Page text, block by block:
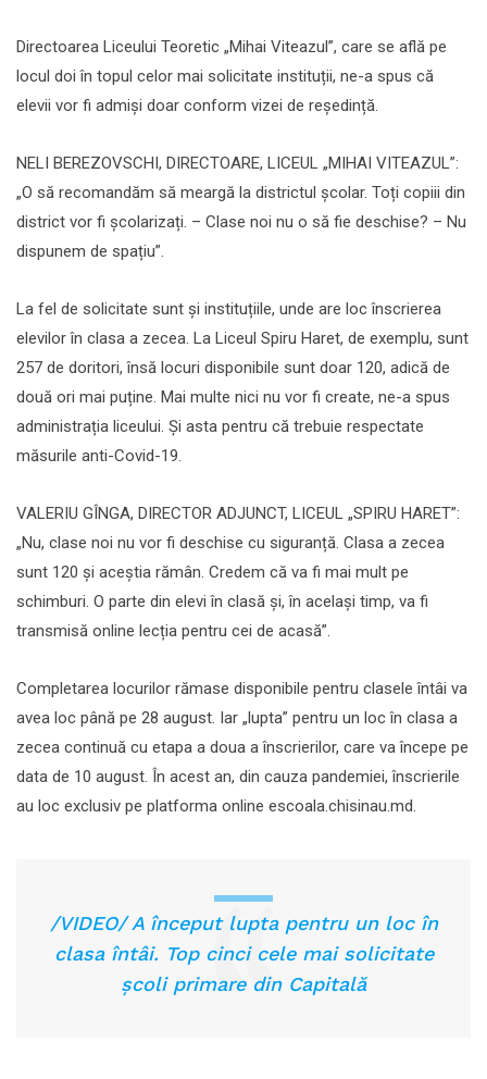
Directoarea Liceului Teoretic „Mihai Viteazul”, care se află pe
locul doi în topul celor mai solicitate instituții, ne-a spus că
elevii vor fi admiși doar conform vizei de reședință.
NELI BEREZOVSCHI, DIRECTOARE, LICEUL „MIHAI VITEAZUL”:
„O să recomandăm să meargă la districtul școlar. Toți copiii din
district vor fi școlarizați. – Clase noi nu o să fie deschise? – Nu
dispunem de spațiu”.
La fel de solicitate sunt și instituțiile, unde are loc înscrierea
elevilor în clasa a zecea. La Liceul Spiru Haret, de exemplu, sunt
257 de doritori, însă locuri disponibile sunt doar 120, adică de
două ori mai puține. Mai multe nici nu vor fi create, ne-a spus
administrația liceului. Și asta pentru că trebuie respectate
măsurile anti-Covid-19.
VALERIU GÎNGA, DIRECTOR ADJUNCT, LICEUL „SPIRU HARET”:
„Nu, clase noi nu vor fi deschise cu siguranță. Clasa a zecea
sunt 120 și aceștia rămân. Credem că va fi mai mult pe
schimburi. O parte din elevi în clasă și, în același timp, va fi
transmisă online lecția pentru cei de acasă”.
Completarea locurilor rămase disponibile pentru clasele întâi va
avea loc până pe 28 august. Iar „lupta” pentru un loc în clasa a
zecea continuă cu etapa a doua a înscrierilor, care va începe pe
data de 10 august. În acest an, din cauza pandemiei, înscrierile
au loc exclusiv pe platforma online escoala.chisinau.md.
/VIDEO/ A început lupta pentru un loc în
clasa întâi. Top cinci cele mai solicitate
școli primare din Capitală